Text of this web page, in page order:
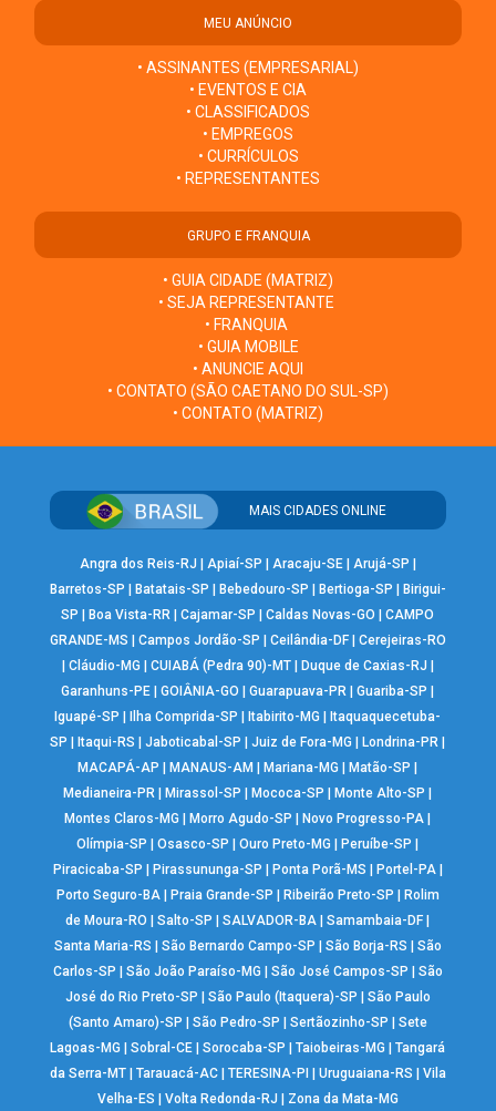
MEU ANÚNCIO
• ASSINANTES (EMPRESARIAL)
• EVENTOS E CIA
• CLASSIFICADOS
• EMPREGOS
• CURRÍCULOS
• REPRESENTANTES
GRUPO E FRANQUIA
• GUIA CIDADE (MATRIZ)
• SEJA REPRESENTANTE
• FRANQUIA
• GUIA MOBILE
• ANUNCIE AQUI
• CONTATO (SÃO CAETANO DO SUL-SP)
• CONTATO (MATRIZ)
MAIS CIDADES ONLINE
Angra dos Reis-RJ Apiaí-SP Aracaju-SE| Arujá-SP
Barretos-SP
Batatais-SP Bebedouro-SP Bertioga-SP
Birigui-
SP
Boa Vista-RR |Cajamar-SP |Caldas Novas-GO |CAMPO
GRANDE-MS
Campos Jordão-SP Ceilândia-DF| Cerejeiras-RO
Cláudio-MG CUIABÁ (Pedra 90)-MT| Duque de Caxias-RJ
Garanhuns-PE |GOIÂNIA-GO |Guarapuava-PR |Guariba-SP
Iguapé-SP
Ilha Comprida-SP Itabirito-MG
Itaquaquecetuba-
SP
Itaqui-RS |Jaboticabal-SP |Juiz de Fora-MG Londrina-PR
MACAPÁ-AP
MANAUS-AM Mariana-MG Matão-SP
Medianeira-PR
Mirassol-SP Mococa-SP Monte Alto-SP
Montes Claros-MG
Morro Agudo-SP Novo Progresso-PA
Olímpia-SP
|Osasco-SP |Ouro Preto-MG Peruíbe-SP
Piracicaba-SP
Pirassununga-SP Ponta Porã-MS Portel-PA|
Porto Seguro-BA| Praia Grande-SP Ribeirão Preto-SP
Rolim
de Moura-RO
|Salto-SP |SALVADOR-BA |Samambaia-DF
Santa Maria-RS
São Bernardo Campo-SP São Borja-RS
São
Carlos-SP
São João Paraíso-MG São José Campos-SP
São
José do Rio Preto-SP
São Paulo (Itaquera)-SP
São Paulo
(Santo Amaro)-SP
São Pedro-SP Sertãozinho-SP
Sete
Lagoas-MG
|Sobral-CE |Sorocaba-SP |Taiobeiras-MG |Tangará
da Serra-MT| Tarauacá-AC| TERESINA-PI Uruguaiana-RS
Vila
Velha-ES
Volta Redonda-RJ Zona da Mata-MG